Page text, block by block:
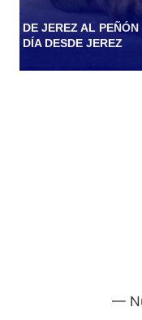
DE JEREZ AL
DÍA DESDE JEREZ